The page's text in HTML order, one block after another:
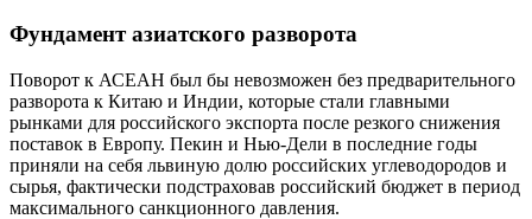
Фундамент азиатского разворота
Поворот к АСЕАН был бы невозможен без предварительного
разворота к Китаю и Индии, которые стали главными
рынками для российского экспорта после резкого снижения
поставок в Европу. Пекин и Нью-Дели в последние годы
приняли на себя львиную долю российских углеводородов и
сырья, фактически подстраховав российский бюджет в период
максимального санкционного давления.